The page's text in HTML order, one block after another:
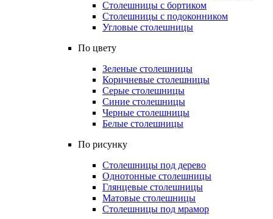
Столешницы с бортиком
Столешницы с подоконником
Угловые столешницы
По цвету
Зеленые столешницы
Коричневые столешницы
Серые столешницы
Синие столешницы
Черные столешницы
Белые столешницы
По рисунку
Столешницы под дерево
Однотонные столешницы
Глянцевые столешницы
Матовые столешницы
Столешницы под мрамор